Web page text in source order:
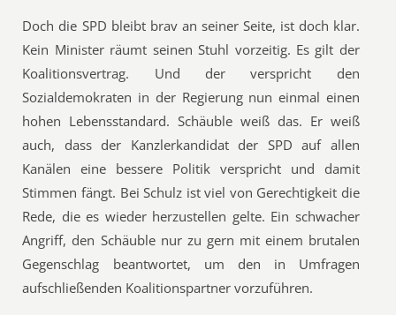
Doch die SPD bleibt brav an seiner Seite, ist doch klar.
Kein Minister räumt seinen Stuhl vorzeitig. Es gilt der
Koalitionsvertrag. Und der verspricht den
Sozialdemokraten in der Regierung nun einmal einen
hohen Lebensstandard. Schäuble weiß das. Er weiß
auch, dass der Kanzlerkandidat der SPD auf allen
Kanälen eine bessere Politik verspricht und damit
Stimmen fängt. Bei Schulz ist viel von Gerechtigkeit die
Rede, die es wieder herzustellen gelte. Ein schwacher
Angriff, den Schäuble nur zu gern mit einem brutalen
Gegenschlag beantwortet, um den in Umfragen
aufschließenden Koalitionspartner vorzuführen.